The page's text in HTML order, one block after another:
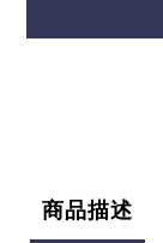
商品描述